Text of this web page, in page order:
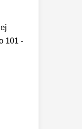
101 -